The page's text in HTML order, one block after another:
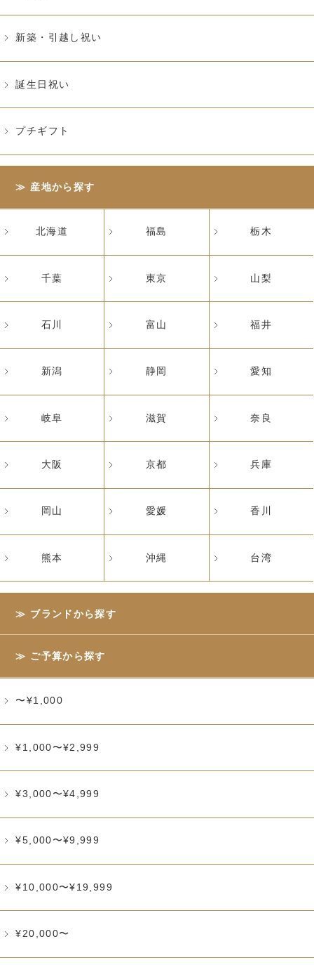
新築・引越し祝い
誕生日祝い
プチギフト
産地から探す
北海道 福島 栃木
千葉 東京 山梨
石川 富山 福井
新潟 静岡 愛知
岐阜 滋賀 奈良
大阪 京都 兵庫
岡山 愛媛 香川
熊本 沖縄 台湾
ブランドから探す
ご予算から探す
〜¥1,000
¥1,000〜¥2,999
¥3,000〜¥4,999
¥5,000〜¥9,999
¥10,000〜¥19,999
¥20,000〜